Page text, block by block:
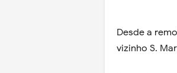
Desde a
vizinho S.